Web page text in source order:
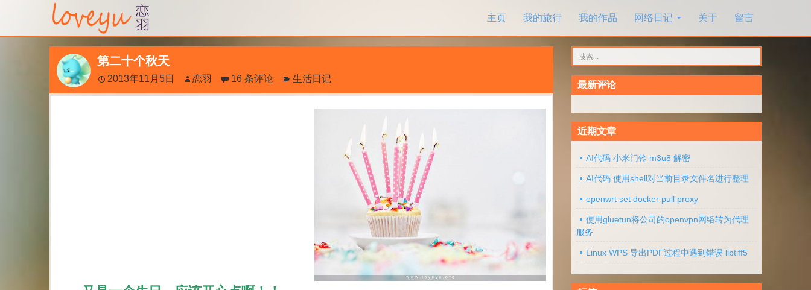
主页
我的旅行 我的作品 网络日记 关于 留言
第二十个秋天
2013年11月5日 恋羽 16 条评论 生活日记
索：
最新评论
近期文章
AI代码 小米门铃 m3u8 解密
AI代码 使用shell对当前目录文件名进行整理
openwrt set docker pull proxy
使用gluetun将公司的openvpn网络转为代理
服务
Linux WPS 导出PDF过程中遇到错误 libtiff5